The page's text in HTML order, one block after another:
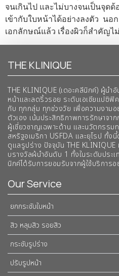
จนเกินไป และไม่บางจนเป็นจุด
เข้ากับใบหน้าได้อย่างลงตัว นอ
เอกลักษณ์แล้ว เรื่องผิวก็สำคัญไ
THE KLINIQUE
THE KLINIQUE (เดอะคลีนิกค์) ผู้น
หน้าและลดริ้วรอย ระดับเอเชียแปซิฟิ
กับ ทุกกลุ่ม ทุกช่วงวัย เพื่อความงาม
ตัวเอง เน้นประสิทธิภาพการรักษาจ
ผู้เชี่ยวชาญเฉพาะด้าน และนวัตกรรม
สหรัฐอเมริกา USFDA และยุโรป ทั้ง
ดูแลรูปร่าง ปัจจุบัน THE KLINIQUE
บรางวัลผ้นำอันดับ 1 ทั้งในระดับประเ
นิกค์ได้รับการยอมรับจากผู้ใช้บริการอ
Our Service
ยกกระชับใบหน้า
สิว หลุมสิว รอยสิว
กระชับรูปร่าง
ปรับรูปหน้า